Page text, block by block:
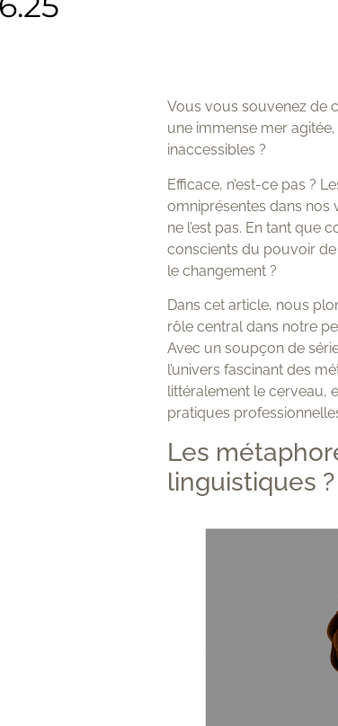
Vous vous souvenez de
une immense mer
inaccessibles ?
Efficace, n’est-ce pas ?
omniprésentes dans nos
ne l’est pas. En tant que
conscients du pouvoir
le changement ?
Dans cet article, nous
rôle central dans notre
Avec un soupçon de
l’univers fascinant des
littéralement le cerveau,
pratiques
Les
linguistiques ?